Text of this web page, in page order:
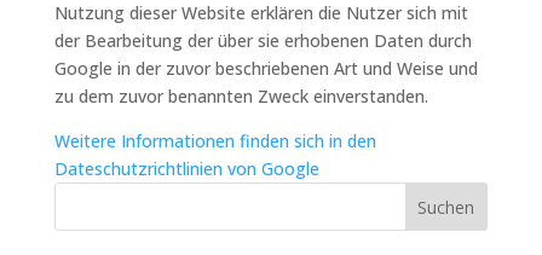
Nutzung dieser Website erklären die Nutzer sich mit
der Bearbeitung der über sie erhobenen Daten durch
Google in der zuvor beschriebenen Art und Weise und
zu dem zuvor benannten Zweck einverstanden.
Weitere Informationen finden sich in den
Dateschutzrichtlinien von Google